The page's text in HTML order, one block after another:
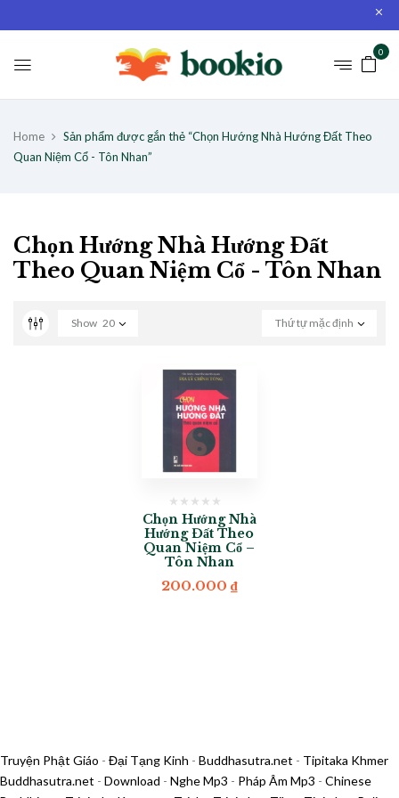
0
Home
Sản phẩm được gắn thẻ “Chọn Hướng Nhà Hướng Đất Theo
Quan Niệm Cổ - Tôn Nhan”
Chọn Hướng Nhà Hướng Đất
Theo Quan Niệm Cổ - Tôn Nhan
Thứ tự mặc định
Show 20
Chọn Hướng Nhà
Hướng Đất Theo
Quan Niệm Cổ –
Tôn Nhan
200.000 ₫
Truyện Phật Giáo - Đại Tạng Kinh - Buddhasutra.net - Tipitaka Khmer
Buddhasutra.net - Download - Nghe Mp3 - Pháp Âm Mp3 - Chinese